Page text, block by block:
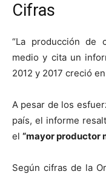
Cifras
“La producción de
medio y cita un
2012 y 2017 creció
A pesar de los
país, el informe
el “mayor productor
Según cifras de la